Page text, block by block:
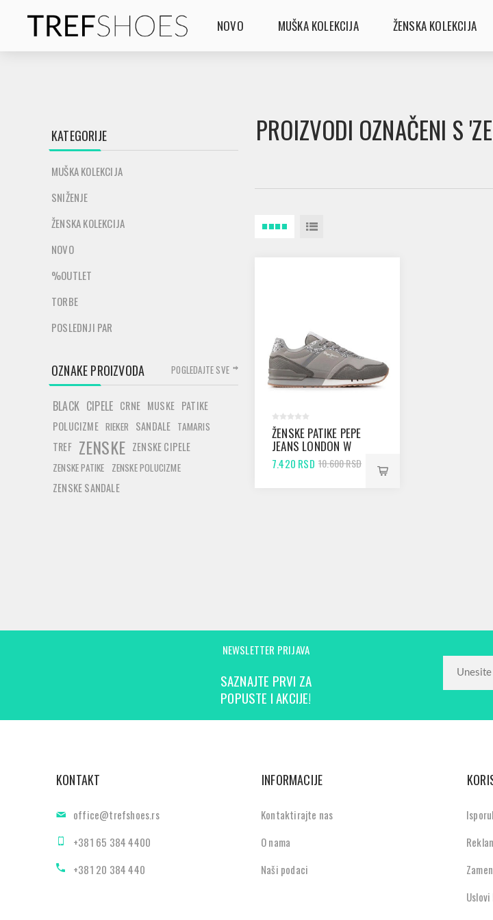
NOVO MUŠKA KOLEKCIJA ŽENSKA KOLEKCIJA
PROIZVODI OZNAČENI S
ŽENSKE PATIKE PEPE
JEANS LONDON W
QUEEN POPLIGHT
GREY
7.420 RSD 10.600 RSD
KATEGORIJE
MUŠKA KOLEKCIJA
SNIŽENJE
ŽENSKA KOLEKCIJA
NOVO
%OUTLET
TORBE
POSLEDNJI PAR
OZNAKE PROIZVODA
BLACK CIPELE CRNE MUSKE PATIKE
POLUCIZME RIEKER SANDALE TAMARIS
TREF ZENSKE ZENSKE CIPELE
ZENSKE PATIKE ZENSKE POLUCIZME
ZENSKE SANDALE
POGLEDAJTE SVE
NEWSLETTER PRIJAVA
SAZNAJTE PRVI ZA
POPUSTE I AKCIJE!
KONTAKT
office@trefshoes.rs
+381 65 384 4400
+381 20 384 440
INFORMACIJE
Kontaktirajte nas
O nama
Naši podaci